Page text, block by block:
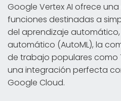
Google Vertex AI ofrece
funciones destinadas a
del aprendizaje
automático (AutoML), la
de trabajo populares como
una integración perfecta
Google Cloud.